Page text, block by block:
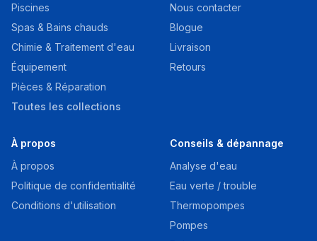
Piscines
Spas & Bains chauds
Chimie & Traitement d'eau
Équipement
Pièces & Réparation
Toutes les collections
Nous contacter
Blogue
Livraison
Retours
À propos
À propos
Politique de confidentialité
Conditions d'utilisation
Conseils & dépannage
Analyse d'eau
Eau verte / trouble
Thermopompes
Pompes